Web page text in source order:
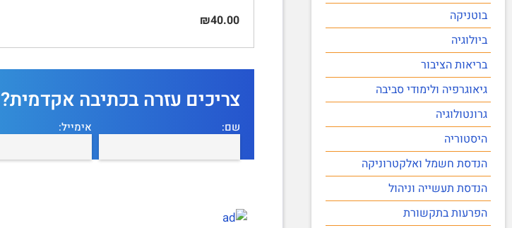
בוטניקה
ביולוגיה
בריאות הציבור
גיאוגרפיה ולימודי סביבה
גרונטולוגיה
היסטוריה
הנדסת חשמל ואלקטרוניקה
הנדסת תעשייה וניהול
הפרעות בתקשורת
₪40.00
צריכים עזרה בכתיבה אקדמית?
שם: אימייל: